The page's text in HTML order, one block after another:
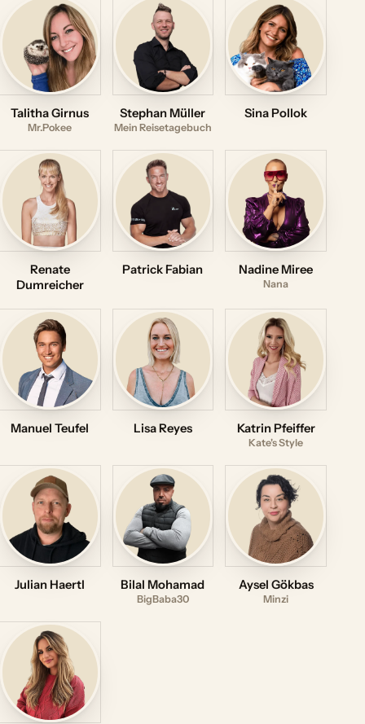
Talitha Girnus
Mr.Pokee
Stephan Müller
Mein Reisetagebuch
Sina Pollok
Renate
Dumreicher
Patrick Fabian Nadine Miree
Nana
Manuel Teufel Lisa Reyes Katrin Pfeiffer
Kate's Style
Julian Haertl Bilal Mohamad
BigBaba30
Aysel Gökbas
Minzi